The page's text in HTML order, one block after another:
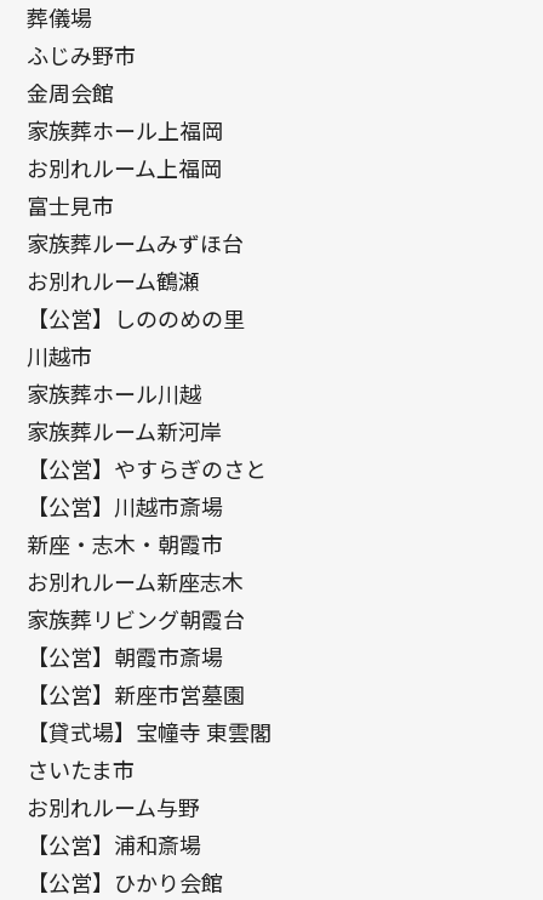
葬儀場
ふじみ野市
金周会館
家族葬ホール上福岡
お別れルーム上福岡
富士見市
家族葬ルームみずほ台
お別れルーム鶴瀬
【公営】しののめの里
川越市
家族葬ホール川越
家族葬ルーム新河岸
【公営】やすらぎのさと
【公営】川越市斎場
新座・志木・朝霞市
お別れルーム新座志木
家族葬リビング朝霞台
【公営】朝霞市斎場
【公営】新座市営墓園
【貸式場】宝幢寺 東雲閣
さいたま市
お別れルーム与野
【公営】浦和斎場
【公営】ひかり会館